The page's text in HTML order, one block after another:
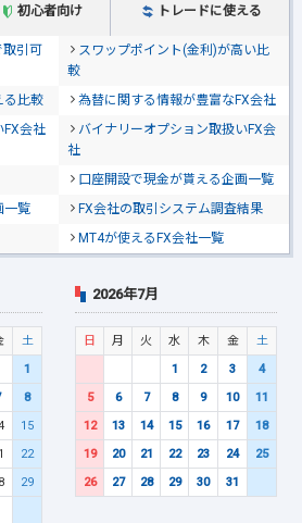
初心者向け トレードに使える
取引可
スワップポイント(金利)が高い比
較
る比較
為替に関する情報が豊富なFX会社
FX会社
バイナリーオプション取扱いFX会
社
口座開設で現金が貰える企画一覧
一覧
FX会社の取引システム調査結果
MT4が使えるFX会社一覧
土
1
8
15
22
29
2026年7月
日 月 火 水 木 金
土
1
2 3
4
5
6 7 8 9 10
11
12
13 14 15 16 17
18
19
20 21 22 23 24
25
26
27 28 29 30 31